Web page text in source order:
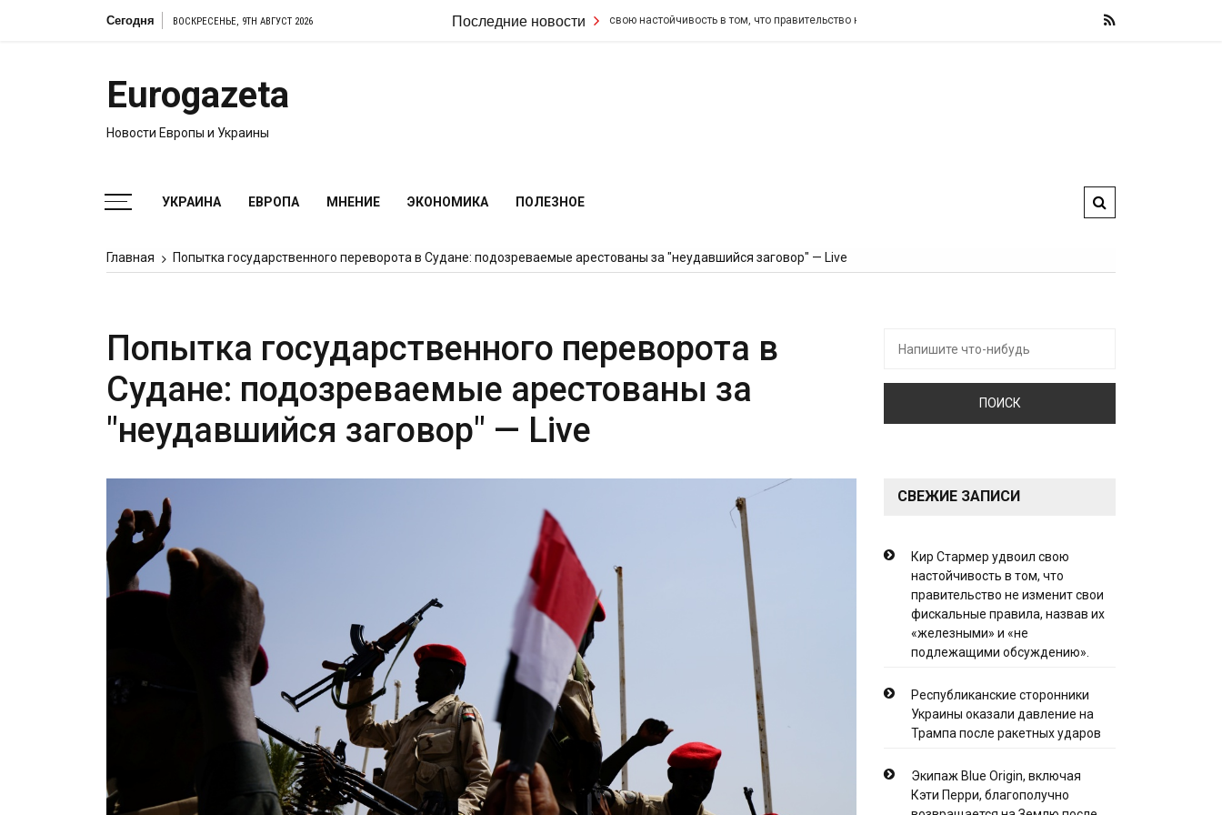
Сегодня ВОСКРЕСЕНЬЕ, 9TH АВГУСТ 2026 Последние новости
Кир Стармер удвоил свою настойчивость в том, что правительство не изменит свои фискальные правила, назвав их «железными» и «не
Eurogazeta
Новости Европы и Украины
УКРАИНА ЕВРОПА МНЕНИЕ ЭКОНОМИКА ПОЛЕЗНОЕ
Главная Попытка государственного переворота в Судане: подозреваемые арестованы за "неудавшийся заговор" — Live
Попытка государственного переворота в
Судане: подозреваемые арестованы за
"неудавшийся заговор" — Live
СВЕЖИЕ ЗАПИСИ
Кир Стармер удвоил свою
настойчивость в том, что
правительство не изменит свои
фискальные правила, назвав их
«железными» и «не
подлежащими обсуждению».
Республиканские сторонники
Украины оказали давление на
Трампа после ракетных ударов
Экипаж Blue Origin, включая
Кэти Перри, благополучно